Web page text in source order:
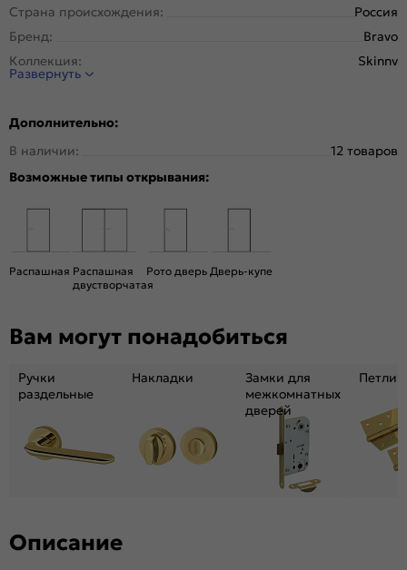
Страна происхождения:
Россия
Бренд:
Bravo
Коллекция:
Skinny
Стиль:
Система открывания:
Конструкция двери:
Скиновая
Цвет:
Общий цвет:
Поверхность:
Гладкая, приятная на ощупь
Фрезеровка под замок:
Подходит под двухстворчатый проём:
Да
Гарантия (лет):
1.6
Материал:
Брус хвойных пород, МДФ, сотовый
наполнитель.
Развернуть
Дополнительно:
В наличии:
12 товаров
Возможные типы открывания:
Распашная Распашная
двустворчатая
Рото дверь Дверь-купе
Вам могут понадобиться
Ручки
раздельные
Накладки
Замки для
межкомнатных
дверей
Петли
Описание